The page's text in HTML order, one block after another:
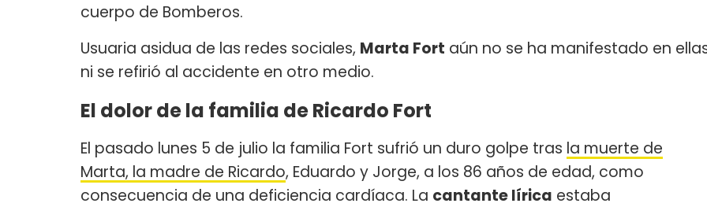
cuerpo de Bomberos.
Usuaria asidua de las redes sociales, Marta Fort aún no se ha manifestado en
ni se refirió al accidente en otro medio.
El dolor de la familia de Ricardo Fort
El pasado lunes 5 de julio la familia Fort sufrió un duro golpe tras la muerte de
Marta, la madre de Ricardo, Eduardo y Jorge, a los 86 años de edad, como
consecuencia de una deficiencia cardíaca. La cantante lírica estaba